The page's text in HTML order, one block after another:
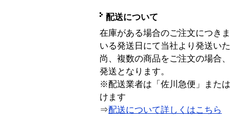
配送について
在庫がある場合のご注文につき
いる発送日にて当社より発送い
尚、複数の商品をご注文の場合
発送となります。
※配送業者は「佐川急便」また
けます
⇒配送について詳しくはこちら